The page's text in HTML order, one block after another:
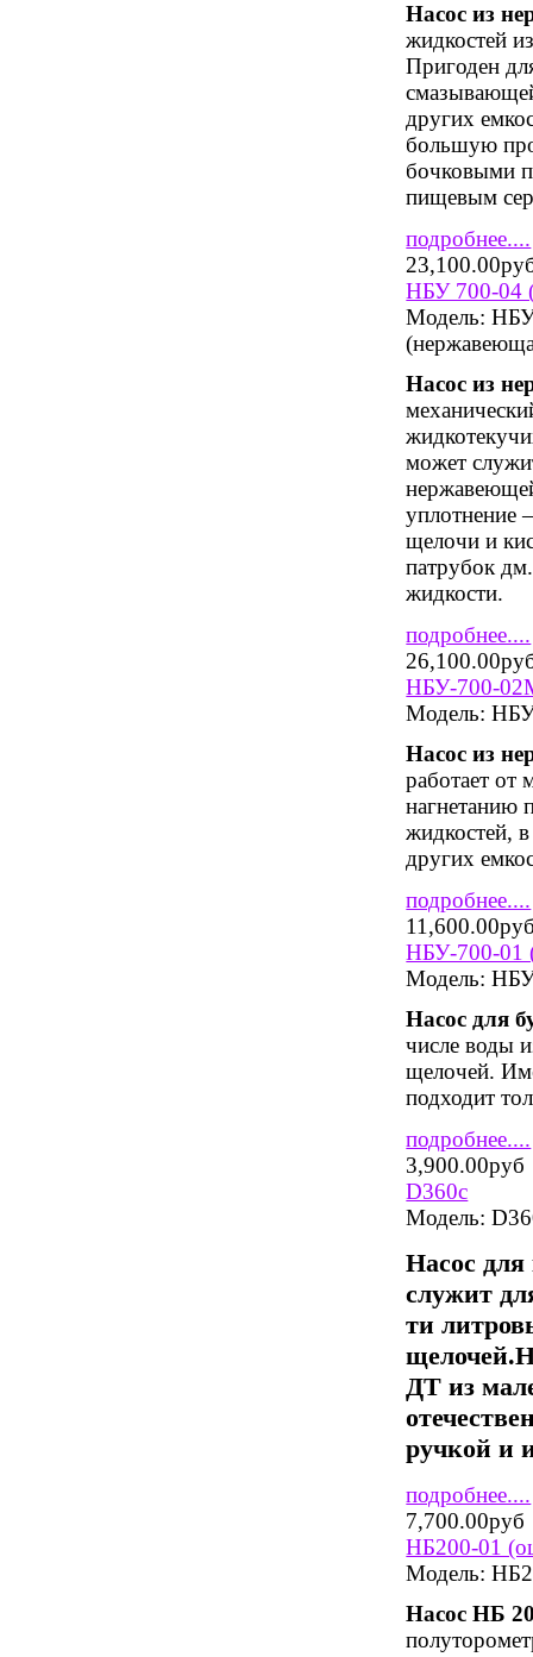
Насос из
жидкостей
Пригоден
других
большую
бочковыми
пищевым
подробнее....
НБУ 700-04
Модель: НБУ
Насос из
может
уплотнение
щелочи и
патрубок
жидкости.
подробнее....
НБУ-700-
Модель:
Насос из
работает от
нагнетанию
жидкостей,
других
подробнее....
НБУ-700-01
Модель:
Насос для
числе воды
щелочей.
подходит
подробнее....
3,900.00руб
D360c
Модель:
Насос
служит
ти
щелочей.
ДТ из
ручкой и
подробнее....
7,700.00руб
НБ200-01
Модель:
Насос НБ